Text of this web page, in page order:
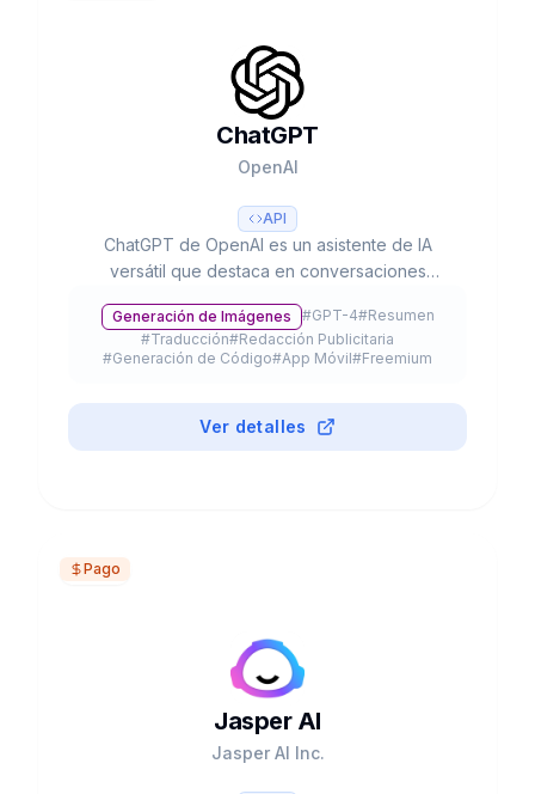
ChatGPT
OpenAI
API
ChatGPT de OpenAI es un asistente de IA
versátil que destaca en conversaciones
de problemas complejos. Con sus capacidades
multimodales avanzadas, procesa texto, voz e
Generación de Imágenes #GPT-4#Resumen
#Traducción#Redacción Publicitaria
#Generación de Código#App Móvil#Freemium
Ver detalles
Pago
Jasper AI
Jasper AI Inc.